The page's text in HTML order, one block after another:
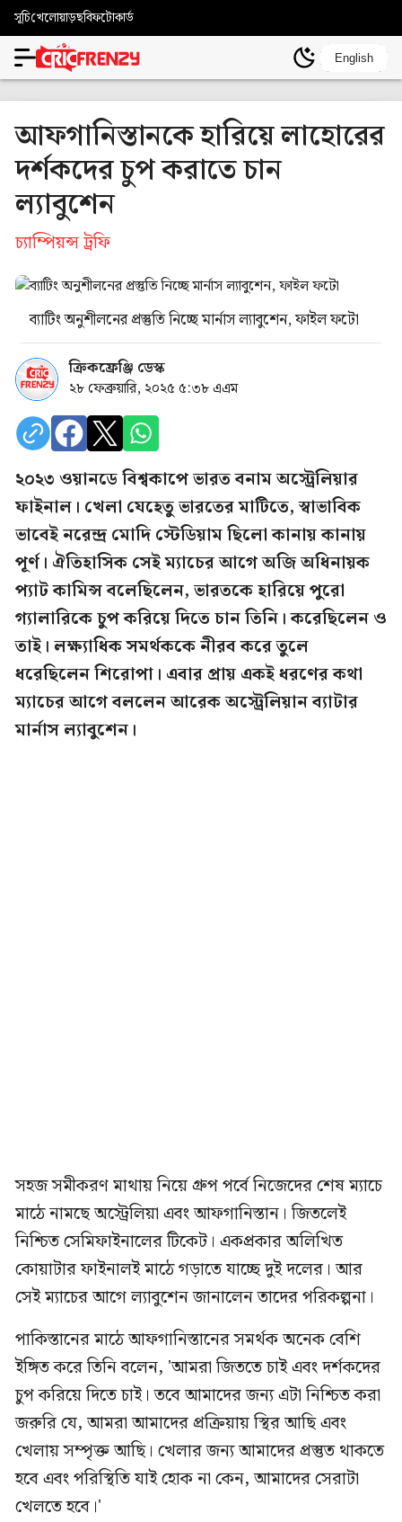
সূচিখেলোয়াড়ছবিফটোকার্ড
English
আফগানিস্তানকে হারিয়ে লাহোরের
দর্শকদের চুপ করাতে চান
ল্যাবুশেন
চ্যাম্পিয়ন্স ট্রফি
ব্যাটিং অনুশীলনের প্রস্তুতি নিচ্ছে মার্নাস ল্যাবুশেন, ফাইল ফটো
ক্রিকফ্রেঞ্জি ডেস্ক
২৮ ফেব্রুয়ারি, ২০২৫ ৫:৩৮ এএম
২০২৩ ওয়ানডে বিশ্বকাপে ভারত বনাম অস্ট্রেলিয়ার
ফাইনাল। খেলা যেহেতু ভারতের মাটিতে, স্বাভাবিক
ভাবেই নরেন্দ্র মোদি স্টেডিয়াম ছিলো কানায় কানায়
পূর্ণ। ঐতিহাসিক সেই ম্যাচের আগে অজি অধিনায়ক
প্যাট কামিন্স বলেছিলেন, ভারতকে হারিয়ে পুরো
গ্যালারিকে চুপ করিয়ে দিতে চান তিনি। করেছিলেন ও
তাই। লক্ষ্যাধিক সমর্থককে নীরব করে তুলে
ধরেছিলেন শিরোপা। এবার প্রায় একই ধরণের কথা
ম্যাচের আগে বললেন আরেক অস্ট্রেলিয়ান ব্যাটার
মার্নাস ল্যাবুশেন।
সহজ সমীকরণ মাথায় নিয়ে গ্রুপ পর্বে নিজেদের শেষ ম্যাচে
মাঠে নামছে অস্ট্রেলিয়া এবং আফগানিস্তান। জিতলেই
নিশ্চিত সেমিফাইনালের টিকেট। একপ্রকার অলিখিত
কোয়াটার ফাইনালই মাঠে গড়াতে যাচ্ছে দুই দলের। আর
সেই ম্যাচের আগে ল্যাবুশেন জানালেন তাদের পরিকল্পনা।
পাকিস্তানের মাঠে আফগানিস্তানের সমর্থক অনেক বেশি
ইঙ্গিত করে তিনি বলেন, 'আমরা জিততে চাই এবং দর্শকদের
চুপ করিয়ে দিতে চাই। তবে আমাদের জন্য এটা নিশ্চিত করা
জরুরি যে, আমরা আমাদের প্রক্রিয়ায় স্থির আছি এবং
খেলায় সম্পৃক্ত আছি। খেলার জন্য আমাদের প্রস্তুত থাকতে
হবে এবং পরিস্থিতি যাই হোক না কেন, আমাদের সেরাটা
খেলতে হবে।'